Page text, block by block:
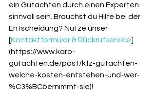
ein Gutachten durch einen Experten
sinnvoll sein. Brauchst du Hilfe bei der
Entscheidung? Nutze unser
[Kontaktformular & Rückrufservice]
(https://www.karo-
gutachten.de/post/kfz-gutachten-
welche-kosten-entstehen-und-wer-
%C3%BCbernimmt-sie)!